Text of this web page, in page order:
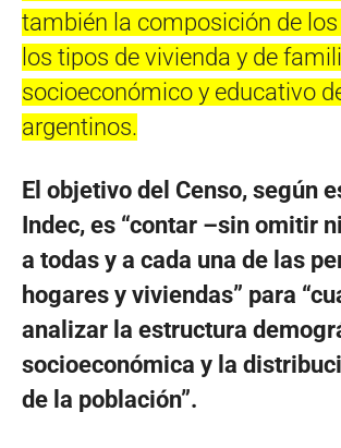
también la composición de los
los tipos de vivienda y de
socioeconómico y educativo
argentinos.
El objetivo del Censo, según
Indec, es “contar –sin omitir
a todas y a cada una de las
hogares y viviendas” para
analizar la estructura
socioeconómica y la
de la población”.